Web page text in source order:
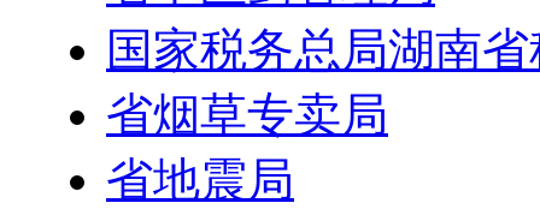
国家税务总局湖南
省烟草专卖局
省地震局